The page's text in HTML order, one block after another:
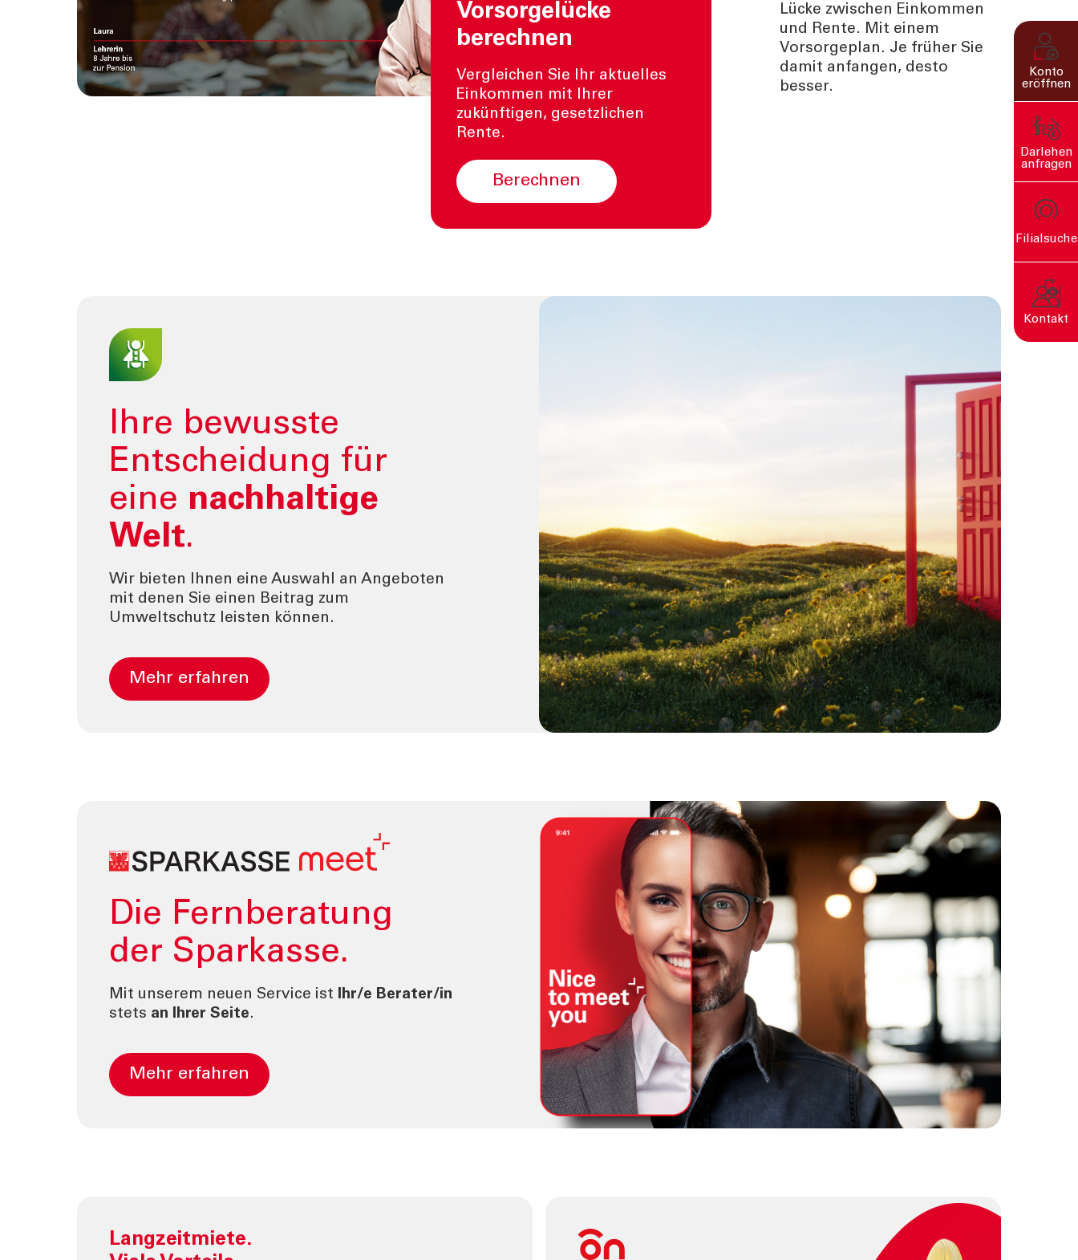
KONTAKT
Eine nachhaltige Welt
entsteht durch bewusste
Konto
eröffnen
Darlehen
anfragen
Filialsuche
Kontakt
Vorsorgelücke
berechnen
Vergleichen Sie Ihr aktuelles
Einkommen mit Ihrer
zukünftigen, gesetzlichen
Rente.
berechnen
Lücke zwischen Einkommen
und Rente. Mit einem
Vorsorgeplan. Je früher Sie
damit anfangen, desto
besser.
Ihre bewusste
Entscheidung für
eine nachhaltige
Welt.
Wir bieten Ihnen eine Auswahl an Angeboten
mit denen Sie einen Beitrag zum
Umweltschutz leisten können.
Mehr erfahren
Die Fernberatung
der Sparkasse.
Mit unserem neuen Service ist Ihr/e Berater/in
stets an Ihrer Seite.
mehr erfahren
Langzeitmiete.